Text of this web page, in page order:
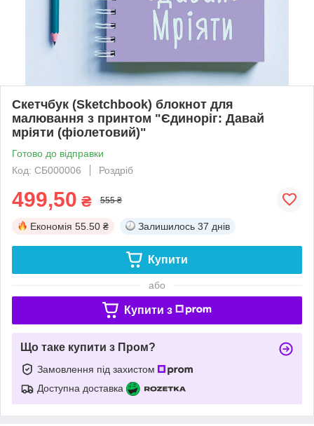
Скетчбук (Sketchbook) блокнот для
малювання з принтом "Єдиноріг: Давай
мріяти (фіолетовий)"
Готово до відправки
Код: СБ000006
Роздріб
499,50 ₴ 555 ₴
Економія 55.50 ₴ Залишилось 37 днів
Купити
або
Купити з
Що таке купити з Пром?
Замовлення під захистом
Доступна доставка